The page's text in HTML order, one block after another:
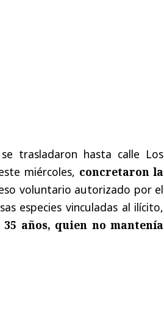
trasladaron hasta calle Los
miércoles, concretaron la
voluntario autorizado por el
especies vinculadas al ilícito,
años, quien no mantenía